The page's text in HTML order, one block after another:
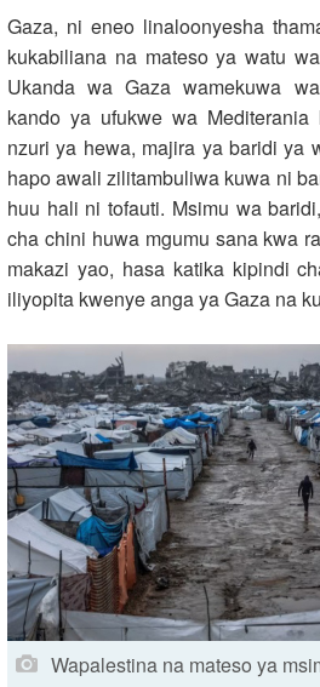
Gaza, ni eneo linaloonyesha
kukabiliana na mateso ya watu
Ukanda wa Gaza wamekuwa
kando ya ufukwe wa
nzuri ya hewa, majira ya baridi ya
hapo awali zilitambuliwa kuwa ni
huu hali ni tofauti. Msimu wa
cha chini huwa mgumu sana kwa
makazi yao, hasa katika kipindi
iliyopita kwenye anga ya Gaza na
Wapalestina na mateso ya